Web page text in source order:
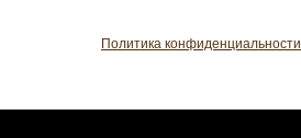
Политика конфиденциальности